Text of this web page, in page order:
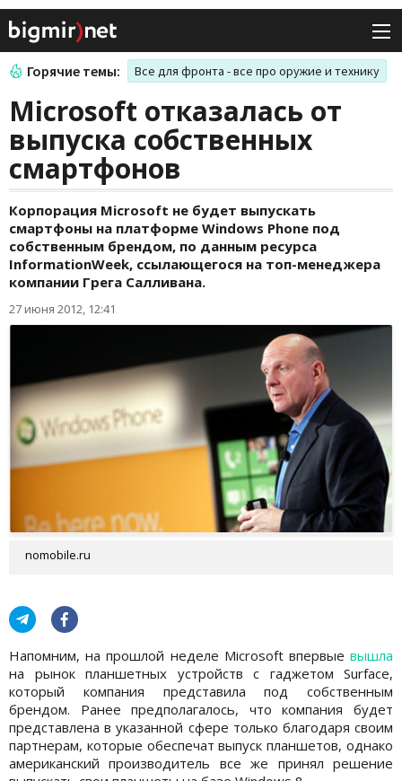
Горячие темы: Все для фронта - все про оружие и технику
Microsoft отказалась от
выпуска собственных
смартфонов
Корпорация Microsoft не будет выпускать
смартфоны на платформе Windows Phone под
собственным брендом, по данным ресурса
InformationWeek, ссылающегося на топ-менеджера
компании Грега Салливана.
27 июня 2012, 12:41
nomobile.ru
Напомним, на прошлой неделе Microsoft впервые вышла
на рынок планшетных устройств с гаджетом Surface,
который компания представила под собственным
брендом. Ранее предполагалось, что компания будет
представлена в указанной сфере только благодаря своим
партнерам, которые обеспечат выпуск планшетов, однако
американский производитель все же принял решение